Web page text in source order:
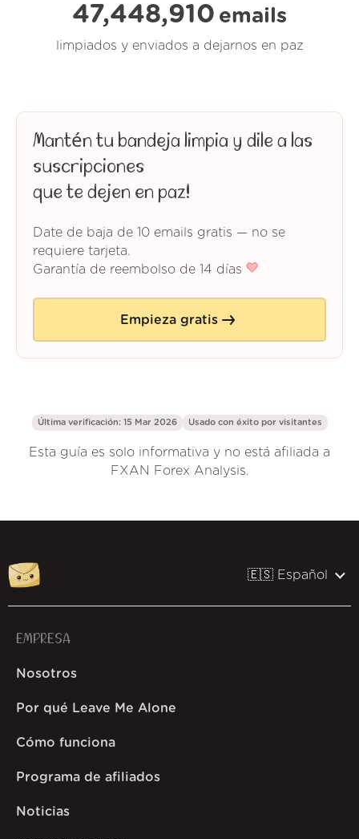
47,448,910 emails
limpiados y enviados a dejarnos en paz
Mantén tu bandeja limpia y dile a las
suscripciones
que te dejen en paz!
Date de baja de 10 emails gratis — no se
requiere tarjeta.
Garantía de reembolso de 14 días
Empieza gratis
Última verificación: 15 Mar 2026 Usado con éxito por visitantes
Esta guía es solo informativa y no está afiliada a
FXAN Forex Analysis.
🇪🇸 Español
EMPRESA
Nosotros
Por qué Leave Me Alone
Cómo funciona
Programa de afiliados
Noticias